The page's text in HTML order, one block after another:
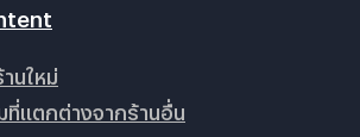
นใหม่
ที่แตกต่างจากร้านอื่น